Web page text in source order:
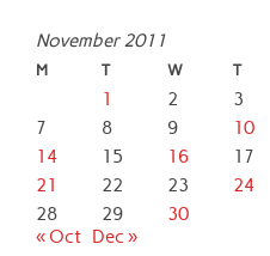
November 2011
M T W T
1 2 3
7
8 9 10
14
15 16 17
21
22 23 24
28
29
30
« Oct
Dec »